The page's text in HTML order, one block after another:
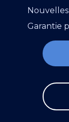
Nouvelles
Garantie